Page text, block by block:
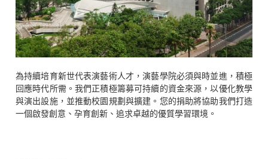
為持續培育新世代表演藝術人才，演藝學院必須與時並進，積極
回應時代所需。我們正積極籌募可持續的資金來源，以優化教學
與演出設施，並推動校園規劃與擴建。您的捐助將協助我們打造
一個啟發創意、孕育創新、追求卓越的優質學習環境。